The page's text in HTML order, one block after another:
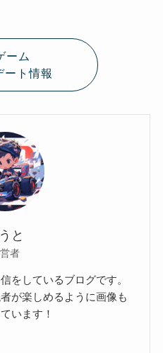
ーム
ート情報
と
者
をしているブログです。
が楽しめるように画像も
います！